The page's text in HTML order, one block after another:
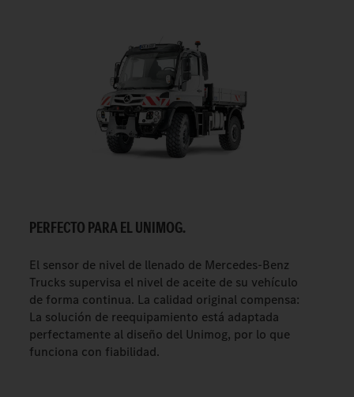
PERFECTO PARA EL UNIMOG.
El sensor de nivel de llenado de Mercedes-Benz
Trucks supervisa el nivel de aceite de su vehículo
de forma continua. La calidad original compensa:
La solución de reequipamiento está adaptada
perfectamente al diseño del Unimog, por lo que
funciona con fiabilidad.